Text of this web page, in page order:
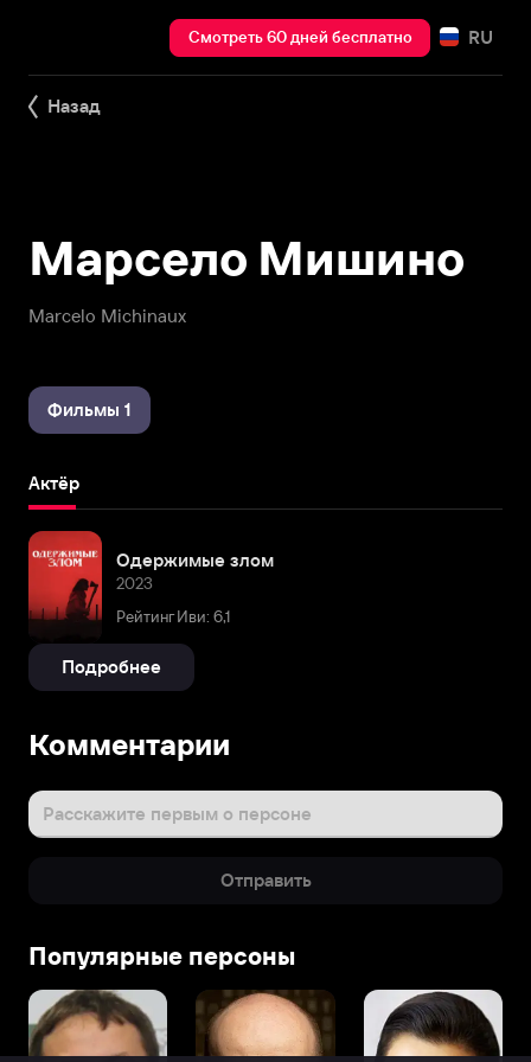
Смотреть 60 дней бесплатно RU
Назад
Marcelo Michinaux
Марсело Мишино
Фильмы 1
Актёр
Одержимые злом
2023
Рейтинг Иви: 6,1
Подробнее
Комментарии
Расскажите первым о персоне
Отправить
Популярные персоны